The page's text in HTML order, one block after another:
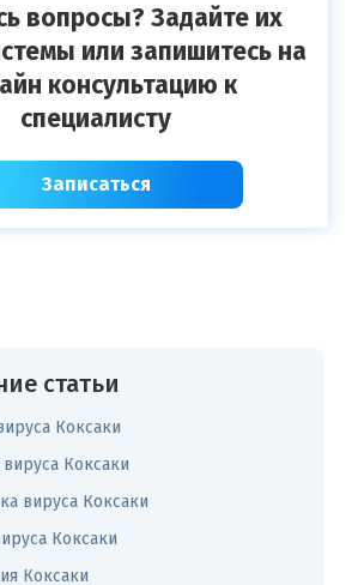
вопросы? Задайте их
или запишитесь на
консультацию к
специалисту
Записаться
статьи
Коксаки
Коксаки
вируса Коксаки
Коксаки
Коксаки